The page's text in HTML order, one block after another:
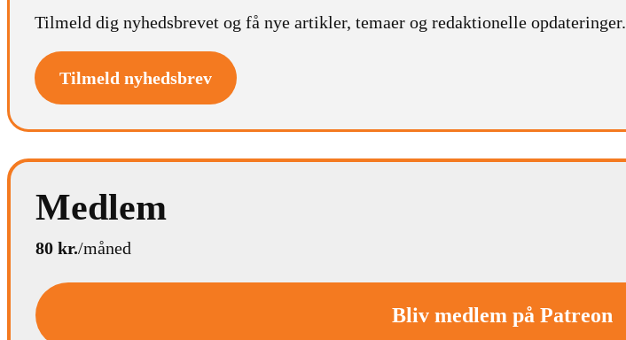
Tilmeld dig nyhedsbrevet og få nye artikler, temaer og redaktionelle opdateringer.
Tilmeld nyhedsbrev
Medlem
80 kr./måned
Bliv medlem på Patreon